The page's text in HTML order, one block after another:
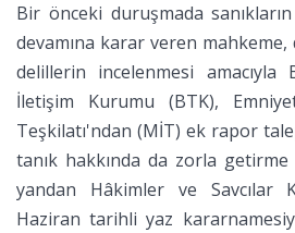
Bir önceki duruşmada
devamına karar veren
delillerin incelenmesi
İletişim Kurumu (BTK),
Teşkilatı'ndan (MİT) ek rapor
tanık hakkında da zorla getirme
yandan Hâkimler ve Savcılar
Haziran tarihli yaz